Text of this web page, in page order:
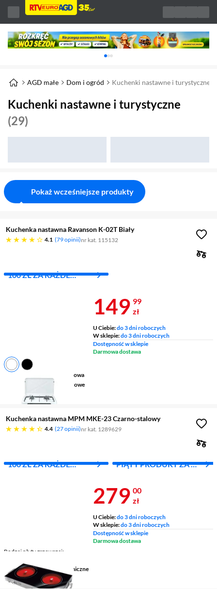
Karuzela z banerami, aktualny element 1 z
AGD małe Dom i ogród Kuchenki nastawne i turystyczne
Kuchenki nastawne i turystyczne
(29)
Pokaż wcześniejsze produkty
Kuchenka nastawna Ravanson K-02T Biały
4.1
4.1 gwiazdek 79 opinii nr kat. 115132
100 ZŁ ZA KAŻDE
Rodzaj płyty grzewczej
gazowa
Pola grzewcze
2 palniki gazowe
biały
Cena 149,99
149 99
zł
U Ciebie:do 3 dni roboczych
W sklepie:do 3 dni roboczych
Dostępność w sklepie
Darmowa dostawa
Kuchenka nastawna MPM MKE-23 Czarno-stalowy
4.4
4.4 gwiazdek 27 opinii nr kat. 1289629
100 ZŁ ZA KAŻDE
PIĄTY PRODUKT ZA 1
Rodzaj płyty grzewczej
Pola grzewcze 2 pola ceramiczne
Kolor czarny - stalowy
Cena 279 zł
279 00
zł
U Ciebie:do 3 dni roboczych
W sklepie:do 3 dni roboczych
Dostępność w sklepie
Darmowa dostawa